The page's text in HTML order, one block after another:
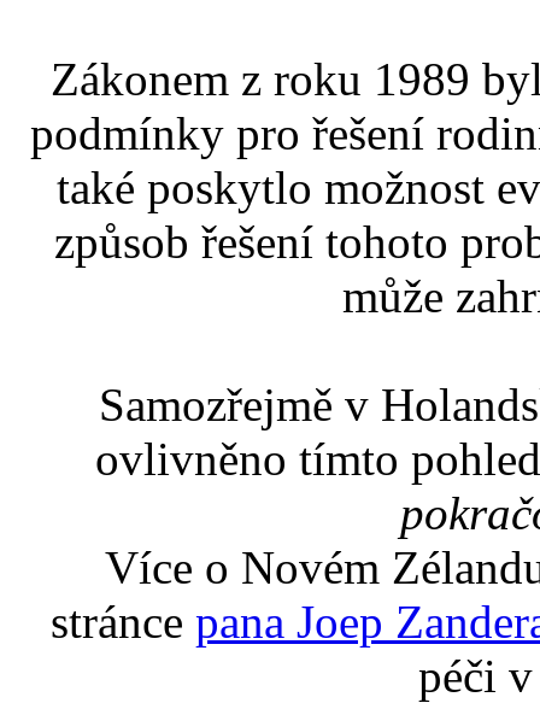
Zákonem z roku 1989
podmínky pro řešení
také poskytlo možnost
způsob řešení tohoto
může
Samozřejmě v
ovlivněno tímto
Více o Novém
stránce pana Joep
péči